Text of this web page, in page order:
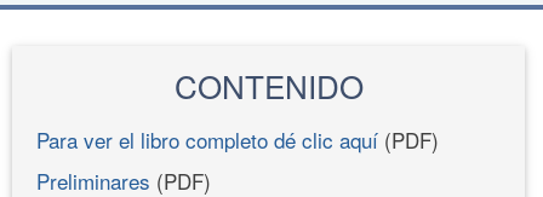
CONTENIDO
Para ver el libro completo dé clic aquí (PDF)
Preliminares (PDF)